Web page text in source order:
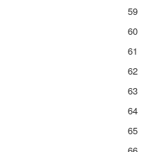
59
60
61
62
63
64
65